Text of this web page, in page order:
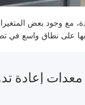
على نطاق واسع في
معدات إعادة